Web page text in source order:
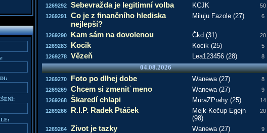
1269292
Sebevražda je legitimní volba KCJK
50
1269291
Co je z finančního hlediska
nejlepší?
Miluju Fazole (27) 6
1269290 Kam sám na dovolenou Čkd (31)
20
1269283
Kocik Kocik (25)
5
1269278
Vězeň Lea123456 (28) 8
04.08.2026
1269270 Foto po dlhej dobe Wanewa (27)
8
1269269
Chcem si zmeniť meno Wanewa (27)
9
1269268
Škaredí chlapi MůraZPrahy (25)
14
1269266
R.I.P. Radek Ptáček
Mejk Kečup Egejn
(98)
20
1269264 Zivot je tazky Wanewa (27)
9